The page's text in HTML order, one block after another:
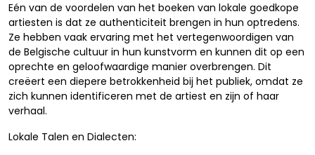
Eén van de voordelen van het boeken van lokale goedkope
artiesten is dat ze authenticiteit brengen in hun optredens.
Ze hebben vaak ervaring met het vertegenwoordigen van
de Belgische cultuur in hun kunstvorm en kunnen dit op een
oprechte en geloofwaardige manier overbrengen. Dit
creëert een diepere betrokkenheid bij het publiek, omdat ze
zich kunnen identificeren met de artiest en zijn of haar
verhaal.
Lokale Talen en Dialecten: